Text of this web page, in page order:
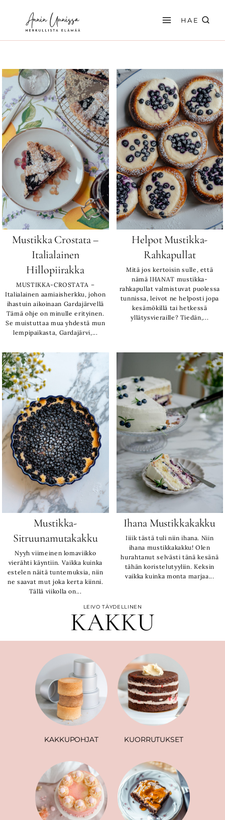
sisältöön
HAE
Mustikka Crostata –
Italialainen
Hillopiirakka
MUSTIKKA-CROSTATA –
Italialainen aamiaisherkku, johon
ihastuin aikoinaan Gardajärvellä
Tämä ohje on minulle erityinen.
Se muistuttaa mua yhdestä mun
lempipaikasta, Gardajärvi,...
Helpot Mustikka-
Rahkapullat
Mitä jos kertoisin sulle, että
nämä IHANAT mustikka-
rahkapullat valmistuvat puolessa
tunnissa, leivot ne helposti jopa
kesämökillä tai hetkessä
yllätysvieraille? Tiedän,...
Mustikka-
Sitruunamutakakku
Nyyh viimeinen lomaviikko
vierähti käyntiin. Vaikka kuinka
estelen näitä tuntemuksia, niin
ne saavat mut joka kerta kiinni.
Tällä viikolla on...
Ihana Mustikkakakku
Iiiik tästä tuli niin ihana. Niin
ihana mustikkakakku! Olen
hurahtanut selvästi tänä kesänä
tähän koristelutyyliin. Keksin
vaikka kuinka monta marjaa...
LEIVO TÄYDELLINEN
KAKKU
KAKKUPOHJAT KUORRUTUKSET